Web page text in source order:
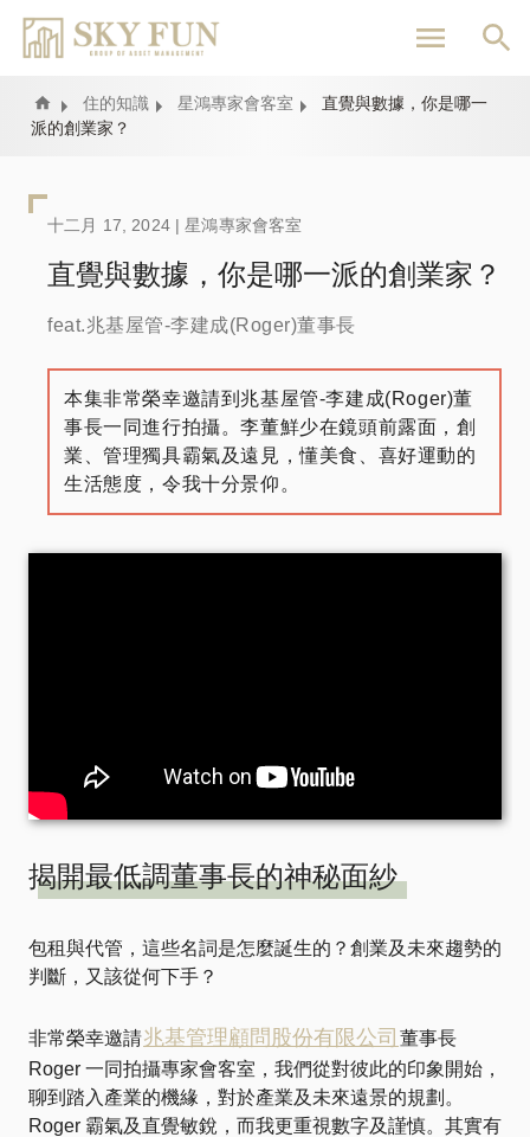
內
Home 住的知識 星鴻專家會客室
直覺與數據，你是哪一
派的創業家？
十二月 17, 2024 |星鴻專家會客室
直覺與數據，你是哪一派的創業家？
feat.兆基屋管-李建成(Roger)董事長
本集非常榮幸邀請到兆基屋管-李建成(Roger)董
事長一同進行拍攝。李董鮮少在鏡頭前露面，創
業、管理獨具霸氣及遠見，懂美食、喜好運動的
生活態度，令我十分景仰。
揭開最低調董事長的神秘面紗
包租與代管，這些名詞是怎麼誕生的？創業及未來趨勢的
判斷，又該從何下手？
非常榮幸邀請兆基管理顧問股份有限公司 董事長
Roger 一同拍攝專家會客室，我們從對彼此的印象開始，
聊到踏入產業的機緣，對於產業及未來遠景的規劃。
Roger 霸氣及直覺敏銳，而我更重視數字及謹慎。其實有